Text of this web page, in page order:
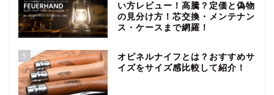
い方レビュー！高騰？定価と偽物
の見分け方！芯交換・メンテナン
ス・ケースまで網羅！
5
オピネルナイフとは？おすすめサ
イズをサイズ感比較して紹介！